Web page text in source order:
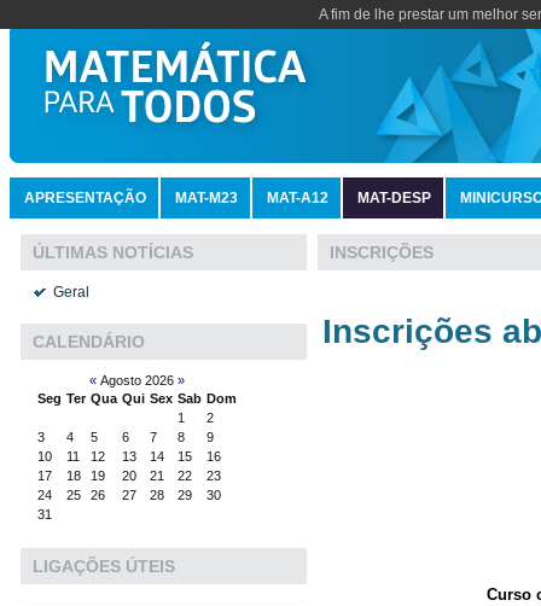
A fim de lhe prestar um melhor
APRESENTAÇÃO MAT-M23 MAT-A12 MAT-DESP
ÚLTIMAS NOTÍCIAS
Geral
CALENDÁRIO
« Agosto 2026 »
Seg Ter Qua Qui Sex Sab Dom
1
2
3
4 5 6 7 8
9
10
11 12 13 14 15
16
17
18 19 20 21 22
23
24
25 26 27 28 29
30
31
LIGAÇÕES ÚTEIS
INSCRIÇÕES
Inscrições
Curso